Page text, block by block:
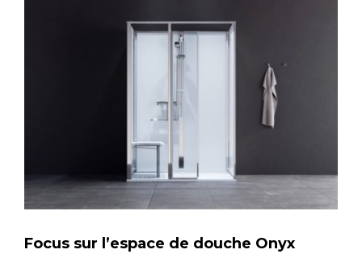
Focus sur l’espace de douche Onyx